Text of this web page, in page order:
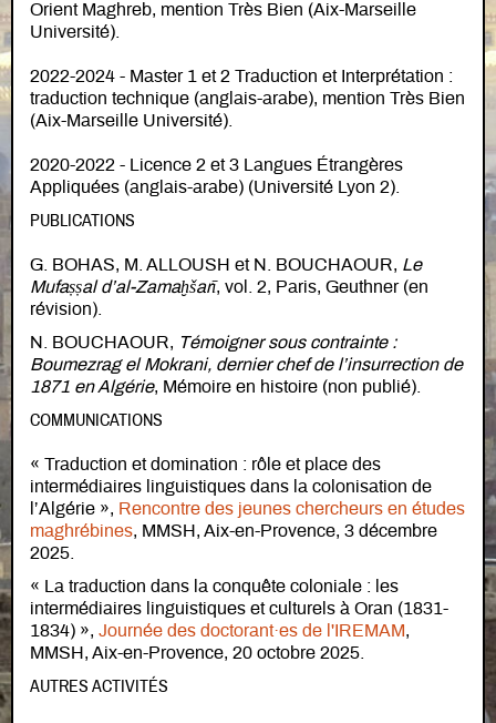
Orient Maghreb, mention Très Bien (Aix-Marseille
Université).
2022-2024 - Master 1 et 2 Traduction et Interprétation :
traduction technique (anglais-arabe), mention Très Bien
(Aix-Marseille Université).
2020-2022 - Licence 2 et 3 Langues Étrangères
Appliquées (anglais-arabe) (Université Lyon 2).
PUBLICATIONS
G. BOHAS, M. ALLOUSH et N. BOUCHAOUR, Le
Mufaṣṣal d’al-Zamaḫšarī, vol. 2, Paris, Geuthner (en
révision).
N. BOUCHAOUR, Témoigner sous contrainte :
Boumezrag el Mokrani, dernier chef de l’insurrection de
1871 en Algérie, Mémoire en histoire (non publié).
COMMUNICATIONS
« Traduction et domination : rôle et place des
intermédiaires linguistiques dans la colonisation de
l’Algérie », Rencontre des jeunes chercheurs en études
maghrébines, MMSH, Aix-en-Provence, 3 décembre
2025.
« La traduction dans la conquête coloniale : les
intermédiaires linguistiques et culturels à Oran (1831-
1834) », Journée des doctorant·es de l'IREMAM,
MMSH, Aix-en-Provence, 20 octobre 2025.
AUTRES ACTIVITÉS